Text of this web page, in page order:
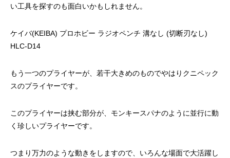
い工具を探すのも面白いかもしれません。
ケイバ(KEIBA) プロホビー ラジオペンチ 溝なし (切断刃なし)
HLC-D14
もう一つのプライヤーが、若干大きめのものでやはりクニペック
スのプライヤーです。
このプライヤーは挟む部分が、モンキースパナのように並行に動
く珍しいプライヤーです。
つまり万力のような動きをしますので、いろんな場面で大活躍し